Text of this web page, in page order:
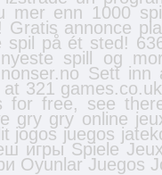
mer enn 1000
! Gratis annonce
på ét sted!
spill og
Sett
321
for free, see
gry gry online
jogos juegos
игры Spiele
Oyunlar Juegos